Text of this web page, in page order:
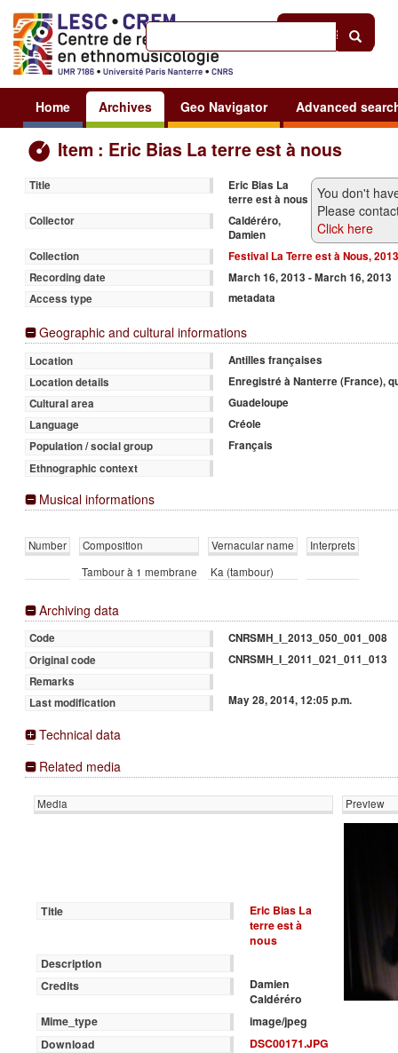
Sign in
Home Archives Geo Navigator Advanced
Item : Eric Bias La terre est à nous
You don't
Please
Click here
Title
Eric Bias La
terre est à nous
Collector
Caldéréro,
Damien
Collection
Festival La Terre est à Nous,
Recording date
March 16, 2013 - March 16, 2013
Access type
metadata
Geographic and cultural informations
Location
Antilles françaises
Location details
Enregistré à Nanterre (France),
Cultural area
Guadeloupe
Language
Créole
Population / social group
Français
Ethnographic context
Musical informations
Number Composition Vernacular name
Interprets
Tambour à 1 membrane
Ka (tambour)
Archiving data
Code
CNRSMH_I_2013_050_001_008
Original code
CNRSMH_I_2011_021_011_013
Remarks
Last modification
May 28, 2014, 12:05 p.m.
Technical data
Related media
Media Preview
Title
Eric Bias La
terre est à
nous
Description
Credits
Damien
Caldéréro
Mime_type
image/jpeg
Download
DSC00171.JPG